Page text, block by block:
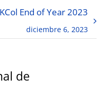
End of Year 2023
diciembre 6, 2023
de